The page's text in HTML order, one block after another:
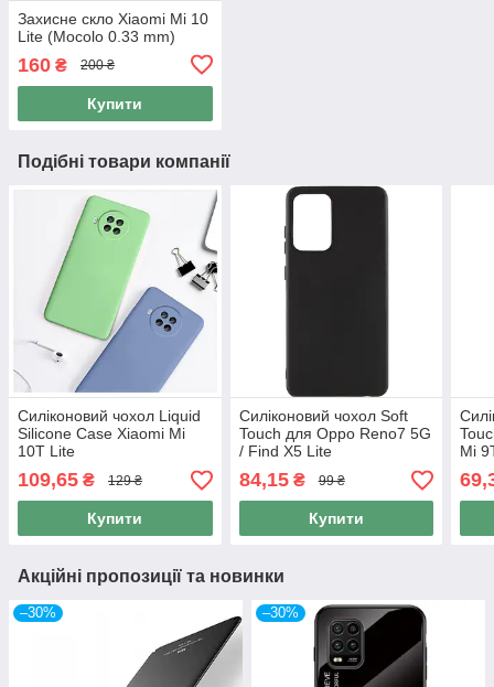
Захисне скло Xiaomi Mi 10
Lite (Mocolo 0.33 mm)
160 ₴ 200 ₴
Купити
Подібні товари компанії
Силіконовий чохол Liquid
Silicone Case Xiaomi Mi
10T Lite
109,65 ₴ 129 ₴
Купити
Силіконовий чохол Soft
Touch для Oppo Reno7 5G
/ Find X5 Lite
84,15₴ 99 ₴
Купити
Mi
Акційні пропозиції та новинки
–30% –30%